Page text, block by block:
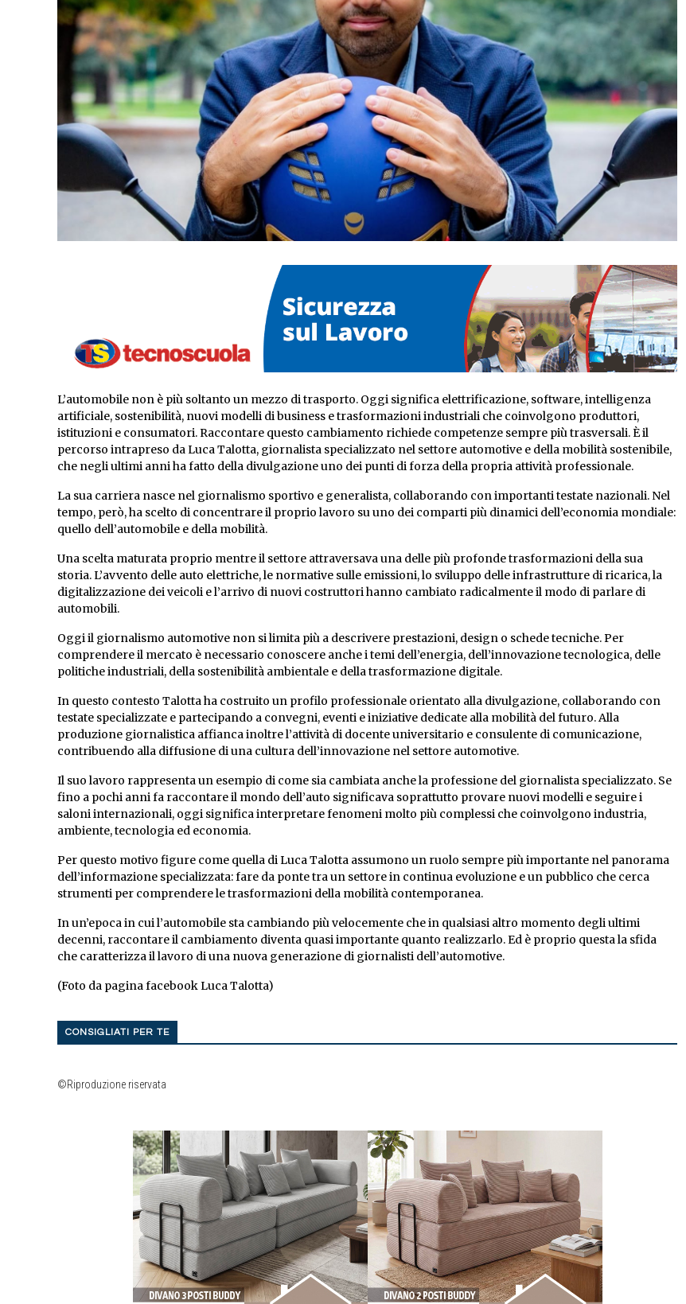
L’automobile non è più soltanto un mezzo di trasporto. Oggi significa elettrificazione, software, intelligenza
artificiale, sostenibilità, nuovi modelli di business e trasformazioni industriali che coinvolgono produttori,
istituzioni e consumatori. Raccontare questo cambiamento richiede competenze sempre più trasversali. È il
percorso intrapreso da Luca Talotta, giornalista specializzato nel settore automotive e della mobilità sostenibile,
che negli ultimi anni ha fatto della divulgazione uno dei punti di forza della propria attività professionale.
La sua carriera nasce nel giornalismo sportivo e generalista, collaborando con importanti testate nazionali. Nel
tempo, però, ha scelto di concentrare il proprio lavoro su uno dei comparti più dinamici dell’economia mondiale:
quello dell’automobile e della mobilità.
Una scelta maturata proprio mentre il settore attraversava una delle più profonde trasformazioni della sua
storia. L’avvento delle auto elettriche, le normative sulle emissioni, lo sviluppo delle infrastrutture di ricarica, la
digitalizzazione dei veicoli e l’arrivo di nuovi costruttori hanno cambiato radicalmente il modo di parlare di
automobili.
Oggi il giornalismo automotive non si limita più a descrivere prestazioni, design o schede tecniche. Per
comprendere il mercato è necessario conoscere anche i temi dell’energia, dell’innovazione tecnologica, delle
politiche industriali, della sostenibilità ambientale e della trasformazione digitale.
In questo contesto Talotta ha costruito un profilo professionale orientato alla divulgazione, collaborando con
testate specializzate e partecipando a convegni, eventi e iniziative dedicate alla mobilità del futuro. Alla
produzione giornalistica affianca inoltre l’attività di docente universitario e consulente di comunicazione,
contribuendo alla diffusione di una cultura dell’innovazione nel settore automotive.
Il suo lavoro rappresenta un esempio di come sia cambiata anche la professione del giornalista specializzato. Se
fino a pochi anni fa raccontare il mondo dell’auto significava soprattutto provare nuovi modelli e seguire i
saloni internazionali, oggi significa interpretare fenomeni molto più complessi che coinvolgono industria,
ambiente, tecnologia ed economia.
Per questo motivo figure come quella di Luca Talotta assumono un ruolo sempre più importante nel panorama
dell’informazione specializzata: fare da ponte tra un settore in continua evoluzione e un pubblico che cerca
strumenti per comprendere le trasformazioni della mobilità contemporanea.
In un’epoca in cui l’automobile sta cambiando più velocemente che in qualsiasi altro momento degli ultimi
decenni, raccontare il cambiamento diventa quasi importante quanto realizzarlo. Ed è proprio questa la sfida
che caratterizza il lavoro di una nuova generazione di giornalisti dell’automotive.
(Foto da pagina facebook Luca Talotta)
CONSIGLIATI PER TE
©Riproduzione riservata